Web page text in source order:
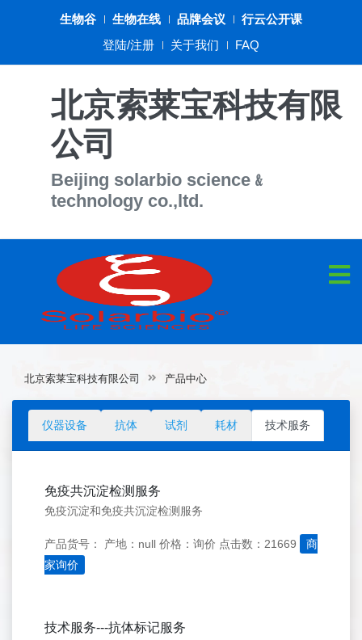
生物谷 生物在线 品牌会议
行云公开课
登陆/注册
关于我们 FAQ
北京索莱宝科技有限
公司
Beijing solarbio science﹠
technology co.,ltd.
北京索莱宝科技有限公司 产品中心
仪器设备 抗体 试剂 耗材 技术服务
免疫共沉淀检测服务
免疫沉淀和免疫共沉淀检测服务
产品货号： 产地：null 价格：询价 点击数：21669
商
家询价
技术服务---抗体标记服务